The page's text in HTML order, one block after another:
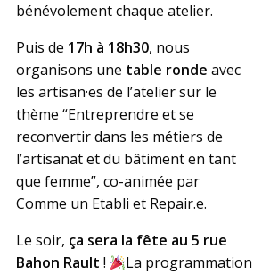
bénévolement chaque atelier.
Puis de 17h à 18h30, nous
organisons une table ronde avec
les artisan·es de l’atelier sur le
thème “Entreprendre et se
reconvertir dans les métiers de
l’artisanat et du bâtiment en tant
que femme”, co-animée par
Comme un Etabli et Repair.e.
Le soir, ça sera la fête au 5 rue
Bahon Rault !
La programmation